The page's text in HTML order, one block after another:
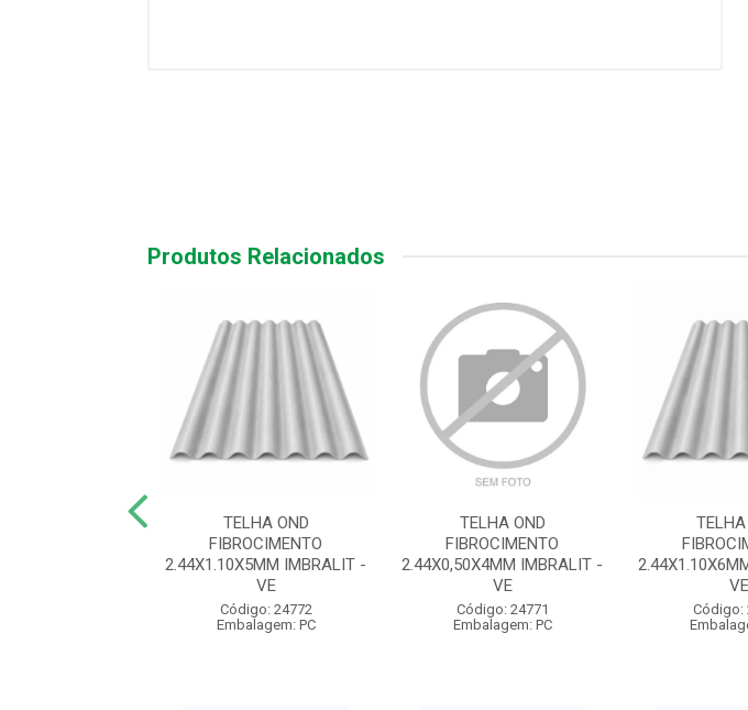
Produtos Relacionados
TELHA OND
FIBROCIMENTO
2.44X1.10X5MM IMBRALIT -
VE
Código: 24772
Embalagem: PC
TELHA OND
FIBROCIMENTO
2.44X0,50X4MM IMBRALIT -
VE
Código: 24771
Embalagem: PC
TELHA
VE
Código: